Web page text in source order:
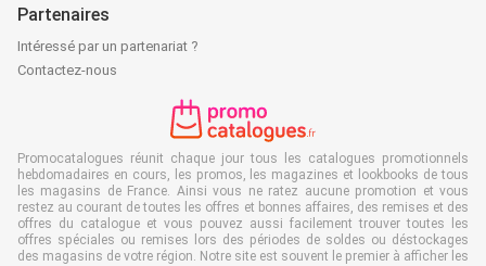
Partenaires
Intéressé par un partenariat ?
Contactez-nous
Promocatalogues réunit chaque jour tous les catalogues promotionnels
hebdomadaires en cours, les promos, les magazines et lookbooks de tous
les magasins de France. Ainsi vous ne ratez aucune promotion et vous
restez au courant de toutes les offres et bonnes affaires, des remises et des
offres du catalogue et vous pouvez aussi facilement trouver toutes les
offres spéciales ou remises lors des périodes de soldes ou déstockages
des magasins de votre région. Notre site est souvent le premier à afficher les